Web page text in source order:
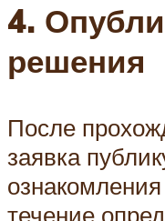
4.
решения
После
заявка
течение